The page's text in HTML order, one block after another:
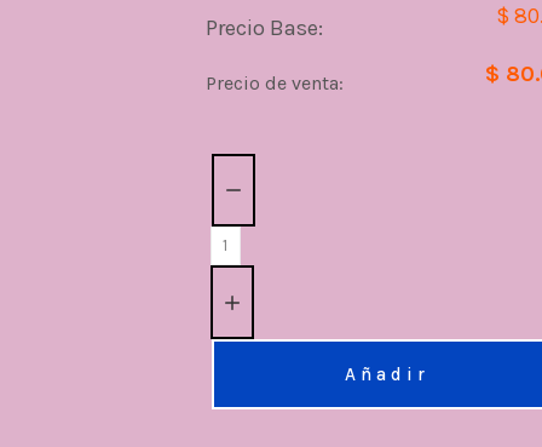
Precio Base: $
Precio de venta: $
Añadir